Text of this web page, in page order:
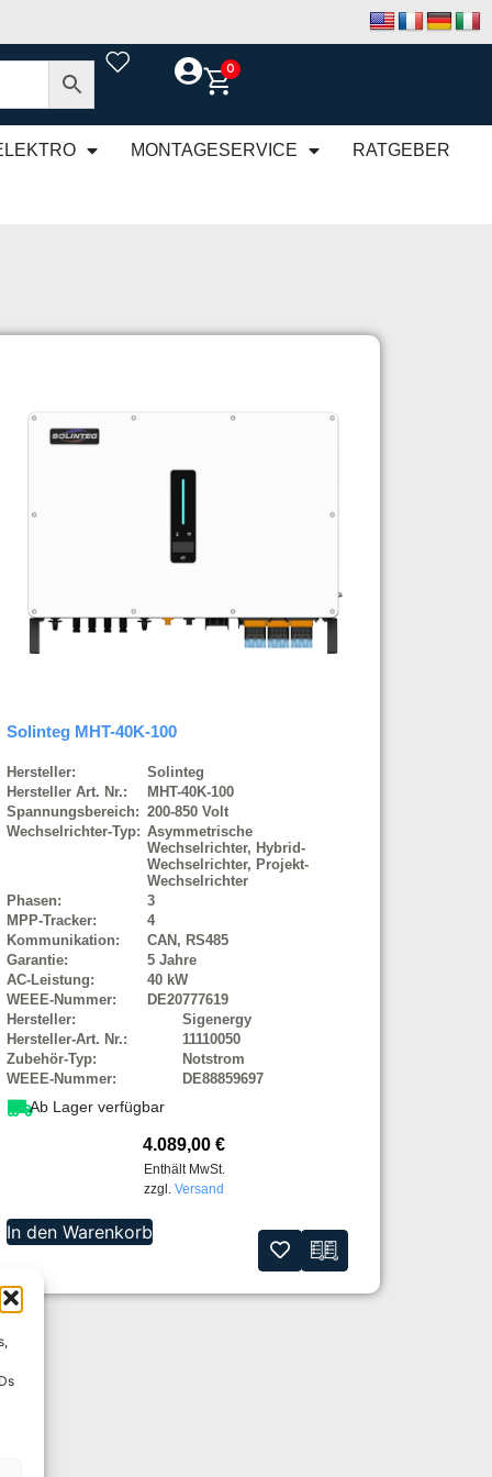
0
MONTAGESERVICE RATGEBER
Solinteg MHT-40K-100
Hersteller:
Solinteg
Hersteller Art. Nr.:
MHT-40K-100
Spannungsbereich: 200-850 Volt
Wechselrichter-Typ: Asymmetrische
Wechselrichter, Hybrid-
Wechselrichter, Projekt-
Wechselrichter
Phasen:
3
MPP-Tracker:
4
Kommunikation:
CAN, RS485
Garantie:
5 Jahre
AC-Leistung:
40 kW
WEEE-Nummer:
DE20777619
Hersteller:
Sigenergy
Hersteller-Art. Nr.:
11110050
Zubehör-Typ:
Notstrom
WEEE-Nummer:
DE88859697
Ab Lager verfügbar
4.089,00 €
Enthält MwSt.
zzgl. Versand
In den Warenkorb